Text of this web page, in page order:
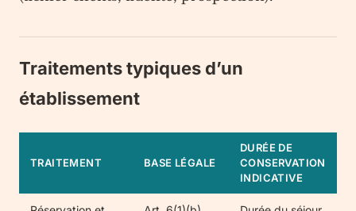
Traitements typiques d’un
établissement
TRAITEMENT BASE LÉGALE
DURÉE DE
CONSERVATION
INDICATIVE